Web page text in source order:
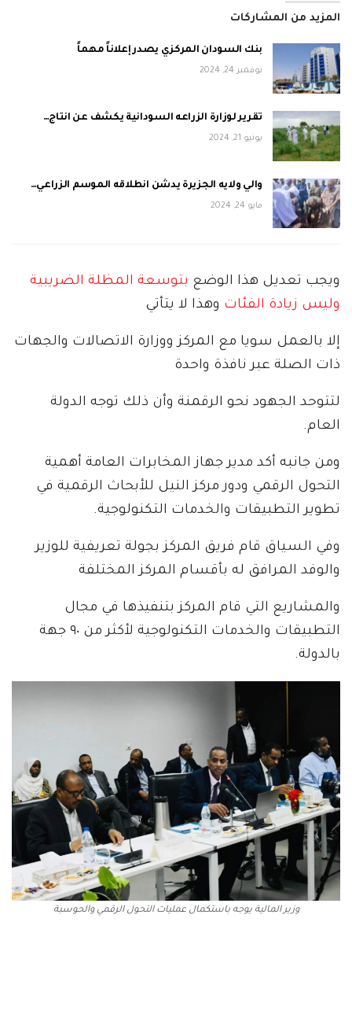
المزيد من المشاركات
بنك السودان المركزي يصدر إعلاناً مهماً
نوفمبر 24, 2024
تقرير لوزارة الزراعه السودانية يكشف عن انتاج…
يونيو 21, 2024
والي ولايه الجزيرة يدشن انطلاقه الموسم الزراعي…
مايو 24, 2024
ويجب تعديل هذا الوضع بتوسعة المظلة الضريبية
وليس زيادة الفئات وهذا لا يتأتي
إلا بالعمل سويا مع المركز ووزارة الاتصالات والجهات
ذات الصلة عبر نافذة واحدة
لتتوحد الجهود نحو الرقمنة وأن ذلك توجه الدولة
العام.
ومن جانبه أكد مدير جهاز المخابرات العامة أهمية
التحول الرقمي ودور مركز النيل للأبحاث الرقمية في
تطوير التطبيقات والخدمات التكنولوجية.
وفي السياق قام فريق المركز بجولة تعريفية للوزير
والوفد المرافق له بأقسام المركز المختلفة
والمشاريع التي قام المركز بتنفيذها في مجال
التطبيقات والخدمات التكنولوجية لأكثر من ٩٠ جهة
بالدولة.
وزير المالية يوجه باستكمال عمليات التحول الرقمي والحوسبة